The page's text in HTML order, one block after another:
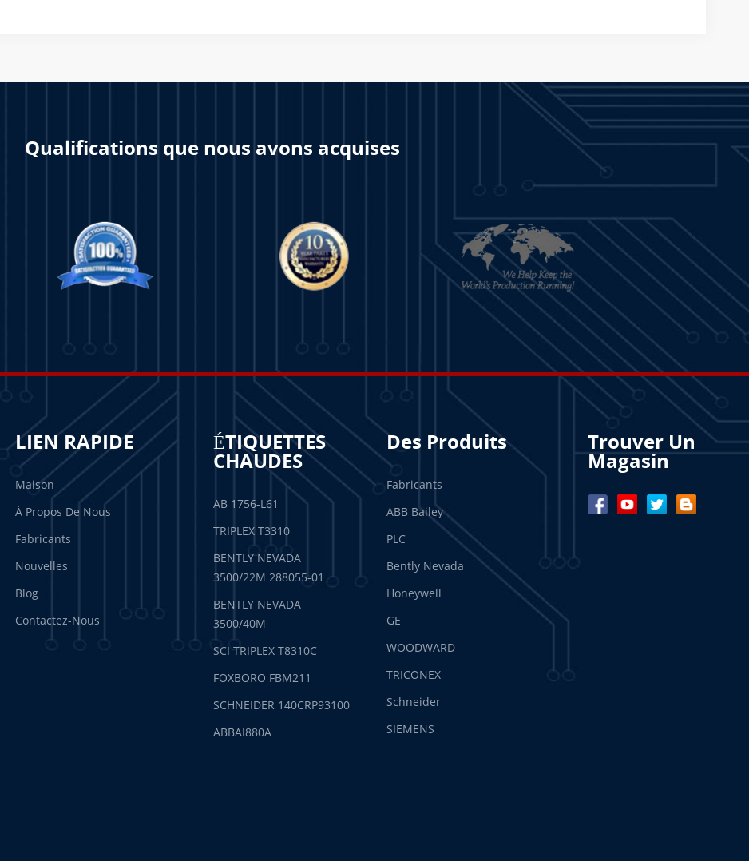
Qualifications que nous avons acquises
LIEN RAPIDE
Maison
À Propos De Nous
Fabricants
Nouvelles
Blog
Contactez-Nous
ÉTIQUETTES
CHAUDES
AB 1756-L61
TRIPLEX T3310
BENTLY NEVADA
3500/22M 288055-01
BENTLY NEVADA
3500/40M
SCI TRIPLEX T8310C
FOXBORO FBM211
SCHNEIDER 140CRP93100
ABBAI880A
Des Produits
Fabricants
ABB Bailey
PLC
Bently Nevada
Honeywell
GE
WOODWARD
TRICONEX
Schneider
SIEMENS
Trouver Un
Magasin